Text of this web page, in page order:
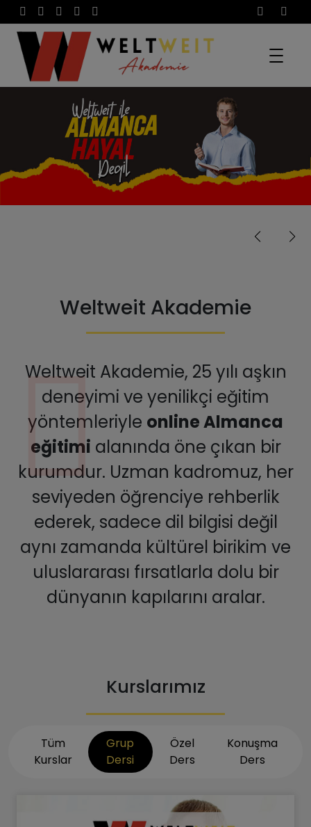
Weltweit Akademie
Weltweit Akademie, 25 yılı aşkın
deneyimi ve yenilikçi eğitim
yöntemleriyle online Almanca
eğitimi alanında öne çıkan bir
kurumdur. Uzman kadromuz, her
seviyeden öğrenciye rehberlik
ederek, sadece dil bilgisi değil
aynı zamanda kültürel birikim ve
uluslararası fırsatlarla dolu bir
dünyanın kapılarını aralar.
Kurslarımız
Tüm
Kurslar
Grup
Dersi
Özel
Ders
Konuşma
Ders